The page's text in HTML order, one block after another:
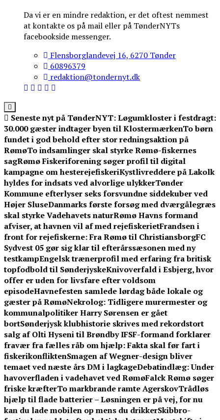
Da vi er en mindre redaktion, er det oftest nemmest
at kontakte os på mail eller på TønderNYTs
facebookside messenger.
Flensborglandevej 16, 6270 Tønder
60896379
redaktion@tondernyt.dk
Seneste nyt på TønderNYT:Løgumkloster i festdragt:
30.000 gæster indtager byen til KlostermærkenTo børn
fundet i god behold efter stor redningsaktion på
RømøTo indsamlinger skal styrke Rømø-fiskernes
sagRømø Fiskeriforening søger profil til digital
kampagne om hesterejefiskeriKystlivreddere på Lakolk
hyldes for indsats ved alvorlige ulykkerTønder
Kommune efterlyser seks forsvundne siddekuber ved
Højer SluseDanmarks første forsøg med dværgålegræs
skal styrke Vadehavets naturRømø Havns formand
afviser, at havnen vil af med rejefiskerietFrandsen i
front for rejefiskerne: Fra Rømø til ChristiansborgFC
Sydvest 05 gør sig klar til efterårssæsonen med ny
testkampEngelsk trænerprofil med erfaring fra britisk
topfodbold til SønderjyskeKnivoverfald i Esbjerg, hvor
offer er uden for livsfare efter voldsom
episodeHavnefesten samlede lørdag både lokale og
gæster på RømøNekrolog: Tidligere murermester og
kommunalpolitiker Harry Sørensen er gået
bortSønderjysk klubhistorie skrives med rekordstort
salg af Olti Hyseni til Brøndby IFSF-formand forklarer
fravær fra fælles råb om hjælp: Fakta skal før fart i
fiskerikonfliktenSmagen af Wegner-design bliver
temaet ved næste års DM i lagkageDebatindlæg: Under
havoverfladen i vadehavet ved RømøFalck Rømø søger
friske kræfterTo markbrande ramte AgerskovTrådløs
hjælp til flade batterier – Løsningen er på vej, for nu
kan du lade mobilen op mens du drikkerSkibbro-